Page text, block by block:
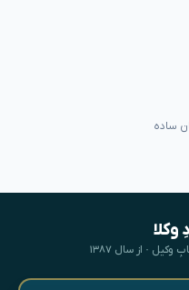
ساده
وکلا
· از سال ۱۳۸۷